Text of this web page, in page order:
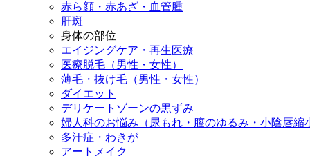
赤ら顔・赤あざ・血管腫
肝斑
身体の部位
エイジングケア・再生医療
医療脱毛（男性・女性）
薄毛・抜け毛（男性・女性）
ダイエット
デリケートゾーンの黒ずみ
婦人科のお悩み（尿もれ・膣のゆるみ・小陰唇縮
多汗症・わきが
アートメイク